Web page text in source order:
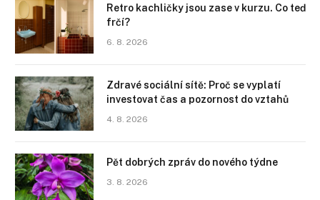
Retro kachličky jsou zase v kurzu. Co teď
frčí?
6. 8. 2026
Zdravé sociální sítě: Proč se vyplatí
investovat čas a pozornost do vztahů
4. 8. 2026
Pět dobrých zpráv do nového týdne
3. 8. 2026